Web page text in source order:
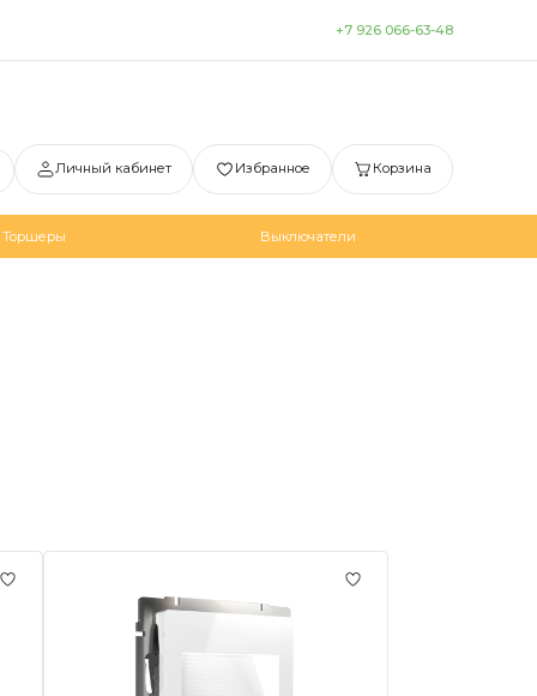
+7 926 066-63-48
Личный кабинет Избранное Корзина
Торшеры Выключатели